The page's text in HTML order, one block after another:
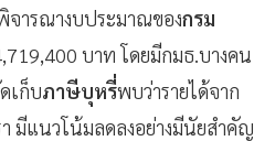
จารณางบประมาณของกรม
บาท โดยมีกมธ.บางคน
เก็บภาษีบุหรี่พบว่ารายได้จาก
มีแนวโน้มลดลงอย่างมีนัยสำคัญ